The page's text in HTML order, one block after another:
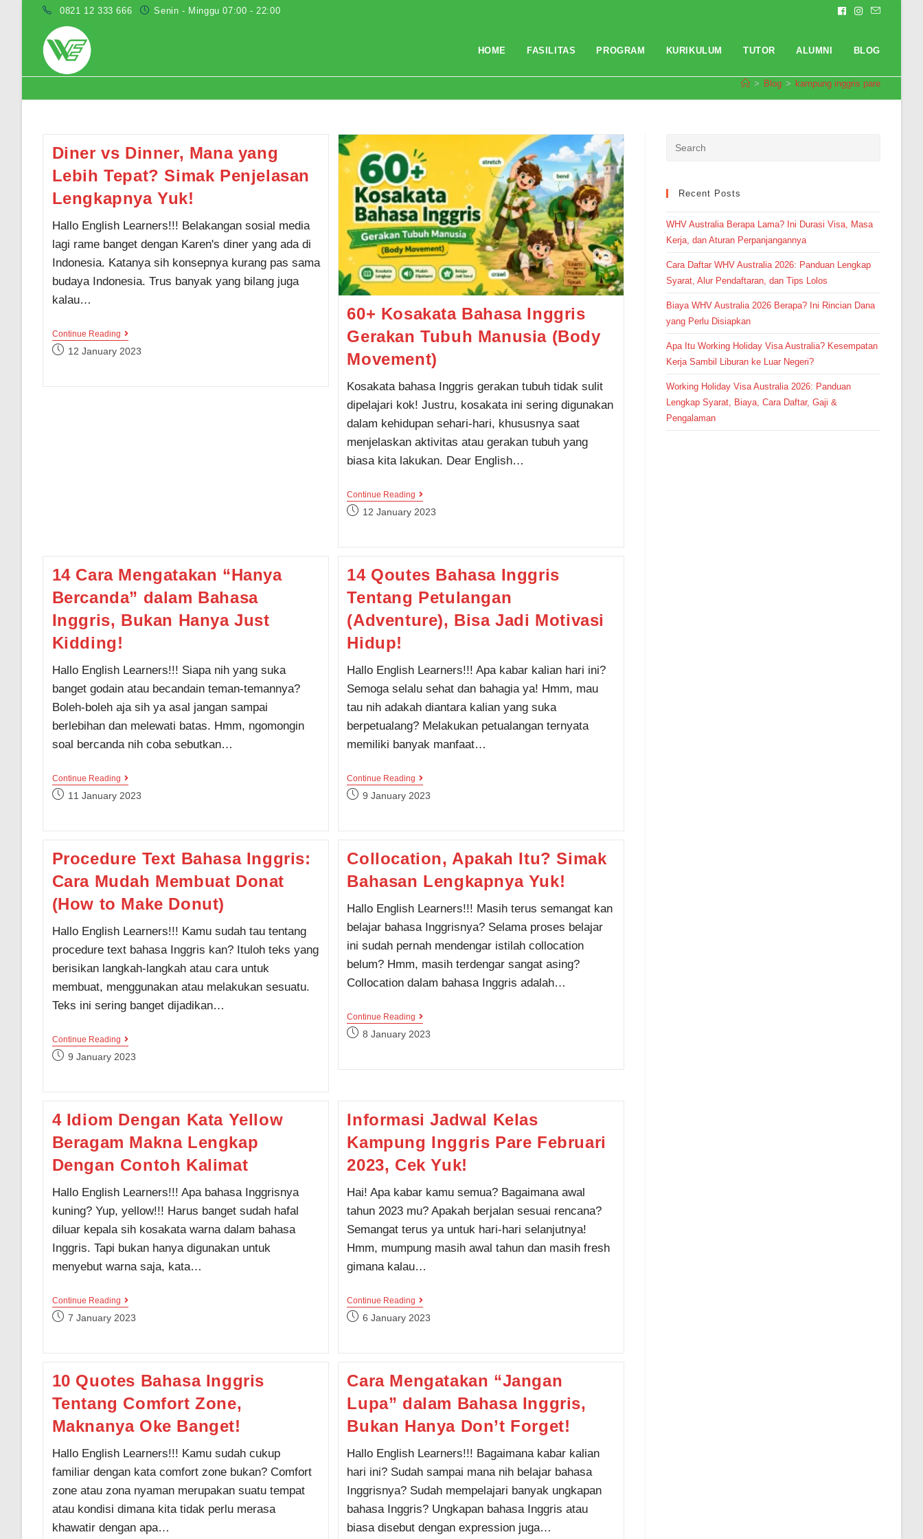
0821 12 333 666 Senin - Minggu 07:00 - 22:00
HOME FASILITAS PROGRAM KURIKULUM TUTOR ALUMNI BLOG
> Blog > kampung inggris pare
Diner vs Dinner, Mana yang
Lebih Tepat? Simak Penjelasan
Lengkapnya Yuk!
Hallo English Learners!!! Belakangan sosial media
lagi rame banget dengan Karen's diner yang ada di
Indonesia. Katanya sih konsepnya kurang pas sama
budaya Indonesia. Trus banyak yang bilang juga
kalau…
Continue ReadingDiner
Dinner,
Post12 January 2023
60+ Kosakata Bahasa Inggris
Gerakan Tubuh Manusia (Body
Movement)
Kosakata bahasa Inggris gerakan tubuh tidak sulit
dipelajari kok! Justru, kosakata ini sering digunakan
dalam kehidupan sehari-hari, khususnya saat
menjelaskan aktivitas atau gerakan tubuh yang
biasa kita lakukan. Dear English…
Continue Reading 60+
Bahasa
(Body
Movement)
Post12 January 2023
14 Cara Mengatakan “Hanya
Bercanda” dalam Bahasa
Inggris, Bukan Hanya Just
Kidding!
Hallo English Learners!!! Siapa nih yang suka
banget godain atau becandain teman-temannya?
Boleh-boleh aja sih ya asal jangan sampai
berlebihan dan melewati batas. Hmm, ngomongin
soal bercanda nih coba sebutkan…
Continue Reading14
Mengatakan
Inggris,
Bukan
Hanya
Just
Kidding!
Post11 January 2023
14 Qoutes Bahasa Inggris
Tentang Petulangan
(Adventure), Bisa Jadi Motivasi
Hidup!
Hallo English Learners!!! Apa kabar kalian hari ini?
Semoga selalu sehat dan bahagia ya! Hmm, mau
tau nih adakah diantara kalian yang suka
berpetualang? Melakukan petualangan ternyata
memiliki banyak manfaat…
Continue Reading 14
Bahasa
Bisa
Jadi
Motivasi
Hidup!
Post9 January 2023
Procedure Text Bahasa Inggris:
Cara Mudah Membuat Donat
(How to Make Donut)
Hallo English Learners!!! Kamu sudah tau tentang
procedure text bahasa Inggris kan? Ituloh teks yang
berisikan langkah-langkah atau cara untuk
membuat, menggunakan atau melakukan sesuatu.
Teks ini sering banget dijadikan…
Continue ReadingProcedure
Bahasa
Donat
(How
To
Make
Donut)
Post9 January 2023
Collocation, Apakah Itu? Simak
Bahasan Lengkapnya Yuk!
Hallo English Learners!!! Masih terus semangat kan
belajar bahasa Inggrisnya? Selama proses belajar
ini sudah pernah mendengar istilah collocation
belum? Hmm, masih terdengar sangat asing?
Collocation dalam bahasa Inggris adalah…
Continue Reading Collocation,
Itu?
Post8 January 2023
4 Idiom Dengan Kata Yellow
Beragam Makna Lengkap
Dengan Contoh Kalimat
Hallo English Learners!!! Apa bahasa Inggrisnya
kuning? Yup, yellow!!! Harus banget sudah hafal
diluar kepala sih kosakata warna dalam bahasa
Inggris. Tapi bukan hanya digunakan untuk
menyebut warna saja, kata…
Continue Reading4
Dengan
Lengkap
Dengan
Contoh
Kalimat
Post7 January 2023
Informasi Jadwal Kelas
Kampung Inggris Pare Februari
2023, Cek Yuk!
Hai! Apa kabar kamu semua? Bagaimana awal
tahun 2023 mu? Apakah berjalan sesuai rencana?
Semangat terus ya untuk hari-hari selanjutnya!
Hmm, mumpung masih awal tahun dan masih fresh
gimana kalau…
Continue Reading Informasi
Kelas
2023,
Cek
Yuk!
Post6 January 2023
10 Quotes Bahasa Inggris
Tentang Comfort Zone,
Maknanya Oke Banget!
Hallo English Learners!!! Kamu sudah cukup
familiar dengan kata comfort zone bukan? Comfort
zone atau zona nyaman merupakan suatu tempat
atau kondisi dimana kita tidak perlu merasa
khawatir dengan apa…
Cara Mengatakan “Jangan
Lupa” dalam Bahasa Inggris,
Bukan Hanya Don’t Forget!
Hallo English Learners!!! Bagaimana kabar kalian
hari ini? Sudah sampai mana nih belajar bahasa
Inggrisnya? Sudah mempelajari banyak ungkapan
bahasa Inggris? Ungkapan bahasa Inggris atau
biasa disebut dengan expression juga…
Recent Posts
WHV Australia Berapa Lama? Ini Durasi Visa, Masa
Kerja, dan Aturan Perpanjangannya
Cara Daftar WHV Australia 2026: Panduan Lengkap
Syarat, Alur Pendaftaran, dan Tips Lolos
Biaya WHV Australia 2026 Berapa? Ini Rincian Dana
yang Perlu Disiapkan
Apa Itu Working Holiday Visa Australia? Kesempatan
Kerja Sambil Liburan ke Luar Negeri?
Working Holiday Visa Australia 2026: Panduan
Lengkap Syarat, Biaya, Cara Daftar, Gaji &
Pengalaman